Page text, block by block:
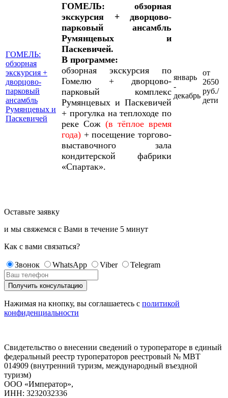
ГОМЕЛЬ:
обзорная
экскурсия +
дворцово-
парковый
ансамбль
Румянцевых и
Паскевичей
ГОМЕЛЬ: обзорная
экскурсия + дворцово-
парковый ансамбль
Румянцевых и
Паскевичей.
В программе:
обзорная экскурсия по
Гомелю + дворцово-
парковый комплекс
Румянцевых и Паскевичей
+ прогулка на теплоходе по
реке Сож (в тёплое время
года) + посещение торгово-
выставочного зала
кондитерской фабрики
«Спартак».
январь
-
декабрь
от
2650
руб./
дети
Оставьте заявку
и мы свяжемся с Вами в течение 5 минут
Как с вами связаться?
Звонок WhatsApp Viber Telegram
Нажимая на кнопку, вы соглашаетесь с политикой
конфиденциальности
Свидетельство о внесении сведений о туроператоре в единый
федеральный реестр туроператоров реестровый № МВТ
014909 (внутренний туризм, международный въездной
туризм)
ООО «Император»,
ИНН: 3232032336